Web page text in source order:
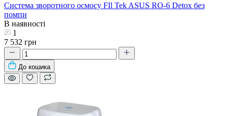
Система зворотного осмосу FIl Tek ASUS RO-6 Detox без
помпи
В наявності
1
7 532 грн
До кошика